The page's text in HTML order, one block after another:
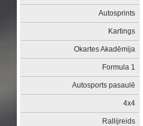
Autosprints
Kartings
Okartes Akadēmija
Formula 1
Autosports pasaulē
4x4
Rallijreids